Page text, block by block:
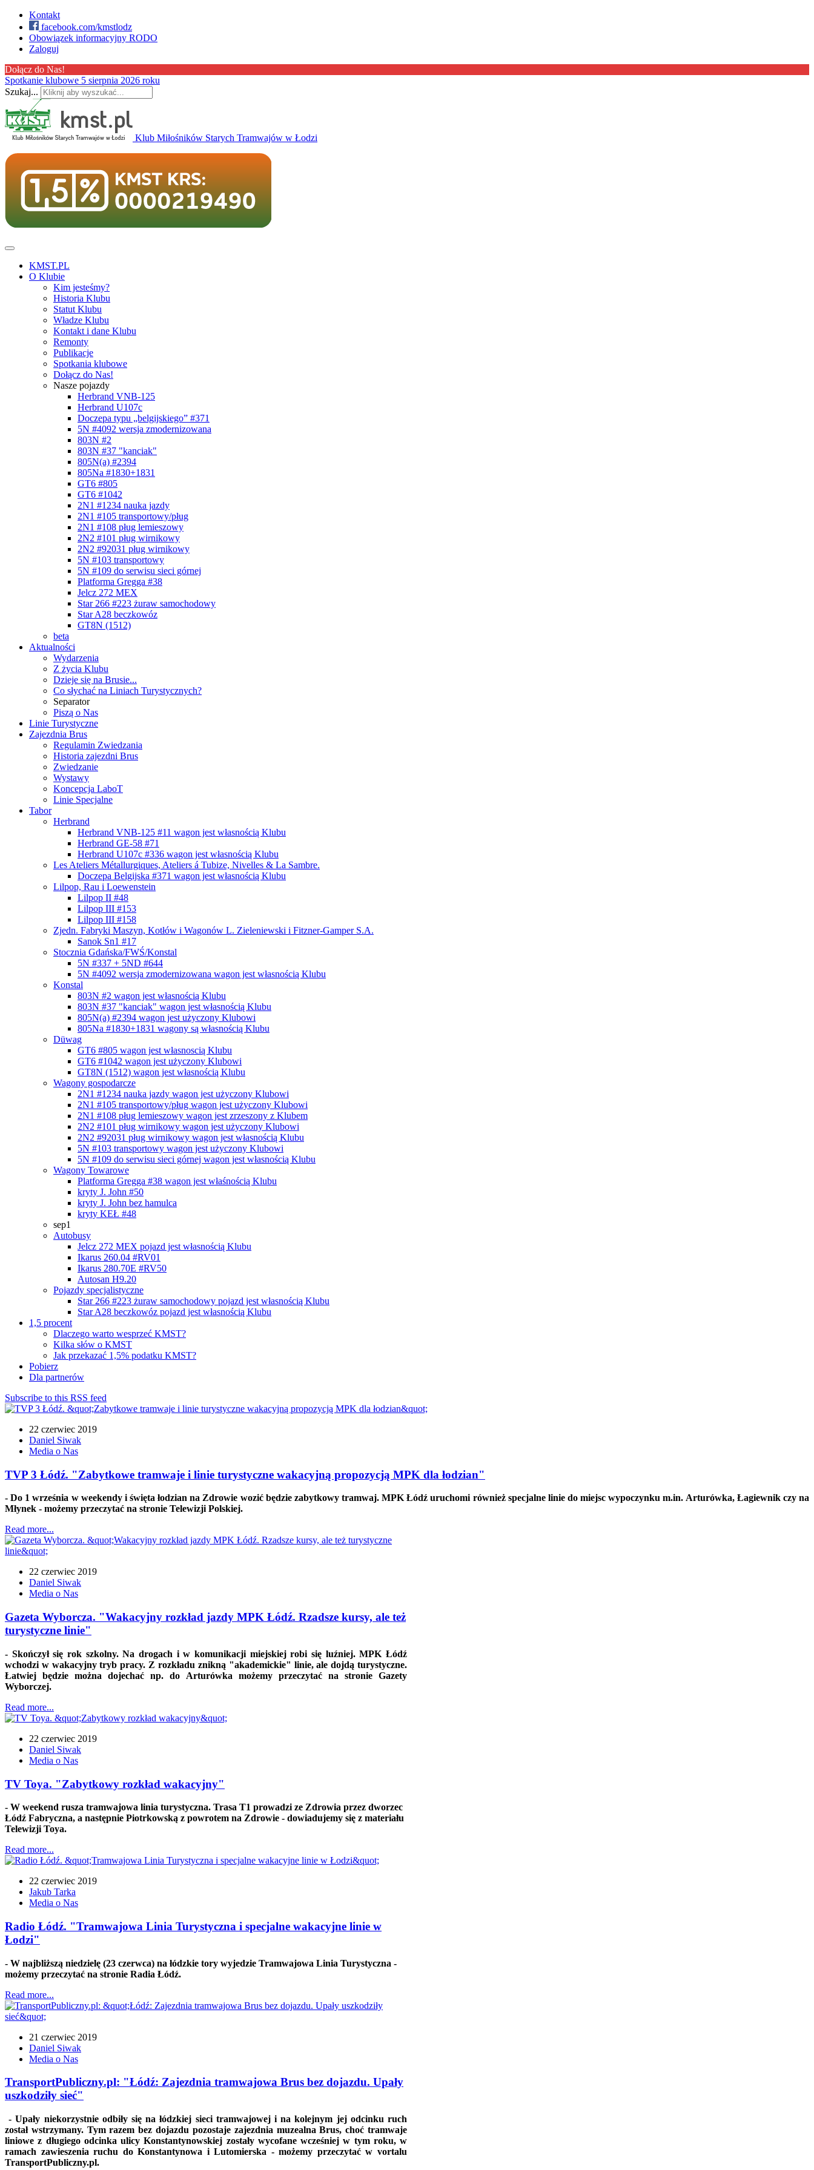
Kontakt
facebook.com/kmstlodz
Obowiązek informacyjny RODO
Zaloguj
Dołącz do Nas!
Spotkanie klubowe 5 sierpnia 2026 roku
Szukaj...
Klub Miłośników Starych Tramwajów w Łodzi
KMST.PL
O Klubie
Kim jesteśmy?
Historia Klubu
Statut Klubu
Władze Klubu
Kontakt i dane Klubu
Remonty
Publikacje
Spotkania klubowe
Dołącz do Nas!
Nasze pojazdy
Herbrand VNB-125
Herbrand U107c
Doczepa typu „belgijskiego” #371
5N #4092 wersja zmodernizowana
803N #2
803N #37 "kanciak"
805N(a) #2394
805Na #1830+1831
GT6 #805
GT6 #1042
2N1 #1234 nauka jazdy
2N1 #105 transportowy/pług
2N1 #108 pług lemieszowy
2N2 #101 pług wirnikowy
2N2 #92031 pług wirnikowy
5N #103 transportowy
5N #109 do serwisu sieci górnej
Platforma Gregga #38
Jelcz 272 MEX
Star 266 #223 żuraw samochodowy
Star A28 beczkowóz
GT8N (1512)
beta
Aktualności
Wydarzenia
Z życia Klubu
Dzieje się na Brusie...
Co słychać na Liniach Turystycznych?
Separator
Piszą o Nas
Linie Turystyczne
Zajezdnia Brus
Regulamin Zwiedzania
Historia zajezdni Brus
Zwiedzanie
Wystawy
Koncepcja LaboT
Linie Specjalne
Tabor
Herbrand
Herbrand VNB-125 #11 wagon jest własnością Klubu
Herbrand GE-58 #71
Herbrand U107c #336 wagon jest własnością Klubu
Les Ateliers Métallurgiques, Ateliers á Tubize, Nivelles & La Sambre.
Doczepa Belgijska #371 wagon jest własnością Klubu
Lilpop, Rau i Loewenstein
Lilpop II #48
Lilpop III #153
Lilpop III #158
Zjedn. Fabryki Maszyn, Kotłów i Wagonów L. Zieleniewski i Fitzner-Gamper S.A.
Sanok Sn1 #17
Stocznia Gdańska/FWŚ/Konstal
5N #337 + 5ND #644
5N #4092 wersja zmodernizowana wagon jest własnością Klubu
Konstal
803N #2 wagon jest własnością Klubu
803N #37 "kanciak" wagon jest własnością Klubu
805N(a) #2394 wagon jest użyczony Klubowi
805Na #1830+1831 wagony są własnością Klubu
Düwag
GT6 #805 wagon jest własnoscią Klubu
GT6 #1042 wagon jest użyczony Klubowi
GT8N (1512) wagon jest własnością Klubu
Wagony gospodarcze
2N1 #1234 nauka jazdy wagon jest użyczony Klubowi
2N1 #105 transportowy/pług wagon jest użyczony Klubowi
2N1 #108 pług lemieszowy wagon jest zrzeszony z Klubem
2N2 #101 pług wirnikowy wagon jest użyczony Klubowi
2N2 #92031 pług wirnikowy wagon jest własnością Klubu
5N #103 transportowy wagon jest użyczony Klubowi
5N #109 do serwisu sieci górnej wagon jest własnością Klubu
Wagony Towarowe
Platforma Gregga #38 wagon jest właśnością Klubu
kryty J. John #50
kryty J. John bez hamulca
kryty KEŁ #48
sep1
Autobusy
Jelcz 272 MEX pojazd jest własnością Klubu
Ikarus 260.04 #RV01
Ikarus 280.70E #RV50
Autosan H9.20
Pojazdy specjalistyczne
Star 266 #223 żuraw samochodowy pojazd jest własnością Klubu
Star A28 beczkowóz pojazd jest własnością Klubu
1,5 procent
Dlaczego warto wesprzeć KMST?
Kilka słów o KMST
Jak przekazać 1,5% podatku KMST?
Pobierz
Dla partnerów
Subscribe to this RSS feed
22 czerwiec 2019
Daniel Siwak
Media o Nas
TVP 3 Łódź. "Zabytkowe tramwaje i linie turystyczne wakacyjną propozycją MPK dla łodzian"
- Do 1 września w weekendy i święta łodzian na Zdrowie wozić będzie zabytkowy tramwaj. MPK Łódź uruchomi również specjalne linie do miejsc wypoczynku m.in. Arturówka, Łagiewnik czy na
Młynek - możemy przeczytać na stronie Telewizji Polskiej.
Read more...
22 czerwiec 2019
Daniel Siwak
Media o Nas
Gazeta Wyborcza. "Wakacyjny rozkład jazdy MPK Łódź. Rzadsze kursy, ale też
turystyczne linie"
- Skończył się rok szkolny. Na drogach i w komunikacji miejskiej robi się luźniej. MPK Łódź
wchodzi w wakacyjny tryb pracy. Z rozkładu znikną "akademickie" linie, ale dojdą turystyczne.
Łatwiej będzie można dojechać np. do Arturówka możemy przeczytać na stronie Gazety
Wyborczej.
Read more...
22 czerwiec 2019
Daniel Siwak
Media o Nas
TV Toya. "Zabytkowy rozkład wakacyjny"
- W weekend rusza tramwajowa linia turystyczna. Trasa T1 prowadzi ze Zdrowia przez dworzec
Łódź Fabryczna, a następnie Piotrkowską z powrotem na Zdrowie - dowiadujemy się z materiału
Telewizji Toya.
Read more...
22 czerwiec 2019
Jakub Tarka
Media o Nas
Radio Łódź. "Tramwajowa Linia Turystyczna i specjalne wakacyjne linie w
Łodzi"
- W najbliższą niedzielę (23 czerwca) na łódzkie tory wyjedzie Tramwajowa Linia Turystyczna -
możemy przeczytać na stronie Radia Łódź.
Read more...
21 czerwiec 2019
Daniel Siwak
Media o Nas
TransportPubliczny.pl: "Łódź: Zajezdnia tramwajowa Brus bez dojazdu. Upały
uszkodziły sieć"
- Upały niekorzystnie odbiły się na łódzkiej sieci tramwajowej i na kolejnym jej odcinku ruch
został wstrzymany. Tym razem bez dojazdu pozostaje zajezdnia muzealna Brus, choć tramwaje
liniowe z długiego odcinka ulicy Konstantynowskiej zostały wycofane wcześniej w tym roku, w
ramach zawieszenia ruchu do Konstantynowa i Lutomierska - możemy przeczytać w vortalu
TransportPubliczny.pl.